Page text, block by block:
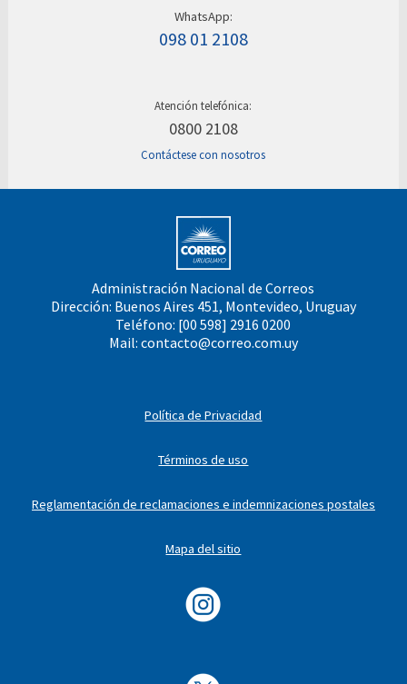
WhatsApp:
098 01 2108
Atención telefónica:
0800 2108
Contáctese con nosotros
Administración Nacional de Correos
Dirección: Buenos Aires 451, Montevideo, Uruguay
Teléfono: [00 598] 2916 0200
Mail: contacto@correo.com.uy
Política de Privacidad
Términos de uso
Reglamentación de reclamaciones e indemnizaciones postales
Mapa del sitio